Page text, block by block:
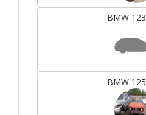
BMW 123
BMW 125